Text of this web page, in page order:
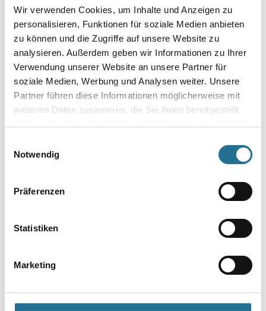
Wir verwenden Cookies, um Inhalte und Anzeigen zu
personalisieren, Funktionen für soziale Medien anbieten
zu können und die Zugriffe auf unsere Website zu
analysieren. Außerdem geben wir Informationen zu Ihrer
Verwendung unserer Website an unsere Partner für
soziale Medien, Werbung und Analysen weiter. Unsere
Partner führen diese Informationen möglicherweise mit
weiteren Daten zusammen, die Sie ihnen bereitgestellt
Notwendig
Präferenzen
Statistiken
Marketing
Umrechnungsfaktoren
4250331803795
GEFAHRENHINWEISE
DATENBLÄTTER